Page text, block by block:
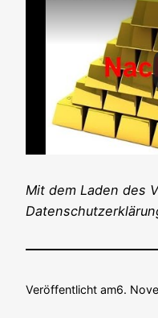
Mit dem Laden des
Veröffentlicht am6.